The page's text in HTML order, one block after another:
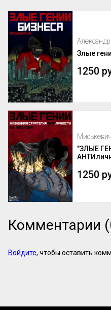
Злые
1250
"ЗЛЫЕ
1250
Комментарии
Войдите, чтобы оставить